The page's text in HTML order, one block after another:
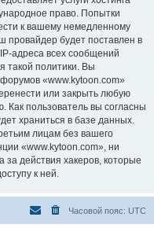
право. Попытки
к вашему немедленному
провайдер будет поставлен в
адреса всех сообщений
такой политики. Вы
«www.kytoon.com»
или закрыть любую
Как пользователь вы согласны
храниться в базе данных.
лицам без вашего
«www.kytoon.com», ни
действия хакеров, которые
к ней.
Часовой пояс: UTC